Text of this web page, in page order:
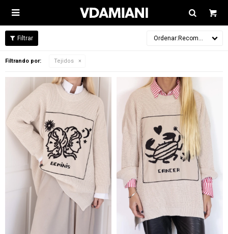

Recomendados
Filtrando por: Tejidos